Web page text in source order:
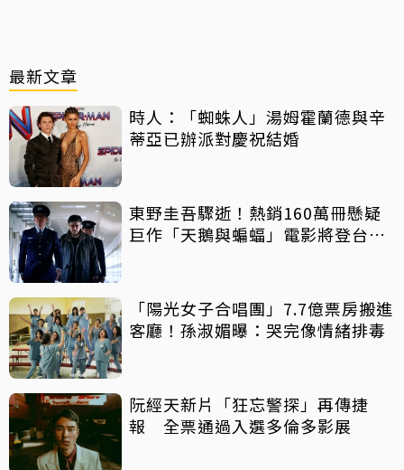
最新文章
時人：「蜘蛛人」湯姆霍蘭德與辛
蒂亞已辦派對慶祝結婚
東野圭吾驟逝！熱銷160萬冊懸疑
巨作「天鵝與蝙蝠」電影將登台上
「陽光女子合唱團」7.7億票房搬進
客廳！孫淑媚曝：哭完像情緒排毒
阮經天新片「狂忘警探」再傳捷
報 全票通過入選多倫多影展